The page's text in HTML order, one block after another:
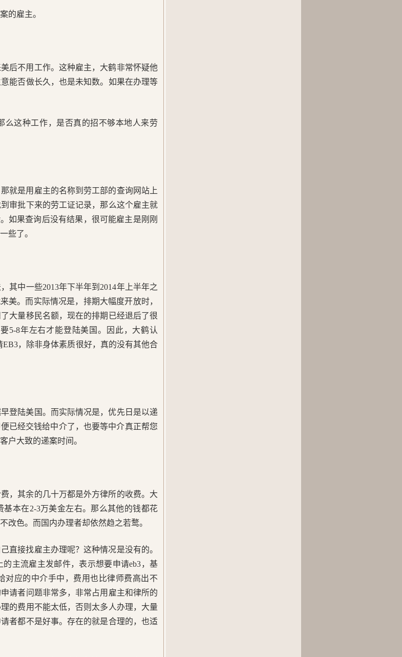
的雇主。
后不用工作。这种雇主，大鹤非常怀疑他
能否做长久，也是未知数。如果在办理等
么这种工作，是否真的招不够本地人来劳
就是用雇主的名称到劳工部的查询网站上
审批下来的劳工证记录，那么这个雇主就
如果查询后没有结果，很可能雇主是刚刚
些了。
其中一些2013年下半年到2014年上半年之
美。而实际情况是，排期大幅度开放时，
大量移民名额，现在的排期已经退后了很
5-8年左右才能登陆美国。因此，大鹤认
，除非身体素质很好，真的没有其他合
登陆美国。而实际情况是，优先日是以递
已经交钱给中介了，也要等中介真正帮您
户大致的递案时间。
，其余的几十万都是外方律所的收费。大
本在2-3万美金左右。那么其他的钱都花
改色。而国内办理者却依然趋之若鹜。
直接找雇主办理呢？这种情况是没有的。
主流雇主发邮件，表示想要申请eb3，基
对应的中介手中，费用也比律师费高出不
请者问题非常多，非常占用雇主和律所的
的费用不能太低，否则太多人办理，大量
者都不是好事。存在的就是合理的，也适